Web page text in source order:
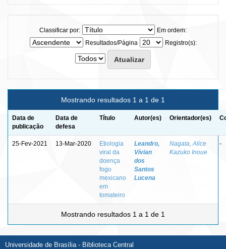
Classificar por:
Em ordem:
Resultados/Página
Registro(s):
Mostrando resultados 1 a 1 de 1
Data de
publicação
Data de
defesa
Título Autor(es) Orientador(es)
25-Fev-2021 13-Mar-2020
Etiologia
viral da
doença
fogo
mexicano
em
tomateiro
Leandro,
Vívian
dos
Santos
Lucena
Nagata, Alice
Kazuko Inoue
-
Mostrando resultados 1 a 1 de 1
Universidade de Brasília - Biblioteca Central